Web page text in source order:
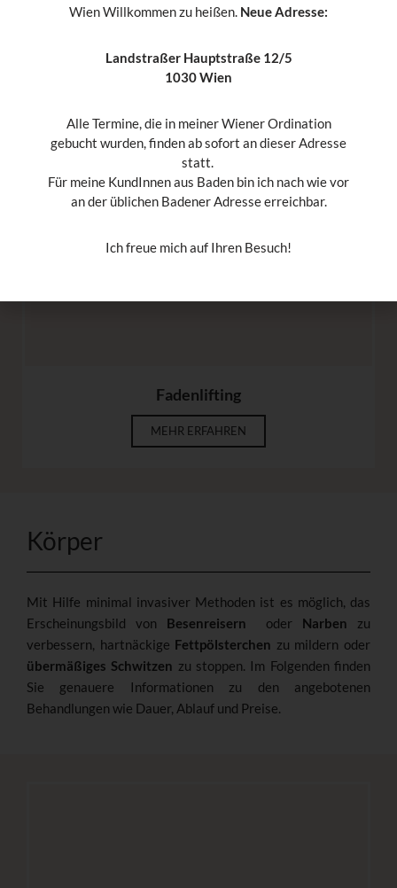
MEHR ERFAHREN
Fadenlifting
MEHR ERFAHREN
Körper
Mit Hilfe minimal invasiver Methoden ist es möglich, das
Erscheinungsbild von Besenreisern oder Narben zu
verbessern, hartnäckige Fettpölsterchen zu mildern oder
übermäßiges Schwitzen zu stoppen. Im Folgenden finden
Sie genauere Informationen zu den angebotenen
Behandlungen wie Dauer, Ablauf und Preise.
Wien Willkommen zu heißen. Neue Adresse:
Landstraßer Hauptstraße 12/5
1030 Wien
Alle Termine, die in meiner Wiener Ordination
gebucht wurden, finden ab sofort an dieser Adresse
statt.
Für meine KundInnen aus Baden bin ich nach wie vor
an der üblichen Badener Adresse erreichbar.
Ich freue mich auf Ihren Besuch!